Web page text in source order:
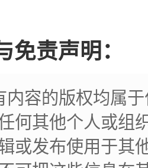
免责声明：
内容的版权均属
何其他个人或组
或发布使用于其